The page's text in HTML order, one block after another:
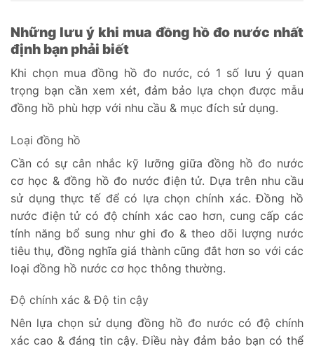
Những lưu ý khi mua đồng hồ đo nước nhất
định bạn phải biết
Khi chọn mua đồng hồ đo nước, có 1 số lưu ý quan
trọng bạn cần xem xét, đảm bảo lựa chọn được mẫu
đồng hồ phù hợp với nhu cầu & mục đích sử dụng.
Loại đồng hồ
Cần có sự cân nhắc kỹ lưỡng giữa đồng hồ đo nước
cơ học & đồng hồ đo nước điện tử. Dựa trên nhu cầu
sử dụng thực tế để có lựa chọn chính xác. Đồng hồ
nước điện tử có độ chính xác cao hơn, cung cấp các
tính năng bổ sung như ghi đo & theo dõi lượng nước
tiêu thụ, đồng nghĩa giá thành cũng đắt hơn so với các
loại đồng hồ nước cơ học thông thường.
Độ chính xác & Độ tin cậy
Nên lựa chọn sử dụng đồng hồ đo nước có độ chính
xác cao & đáng tin cậy. Điều này đảm bảo bạn có thể